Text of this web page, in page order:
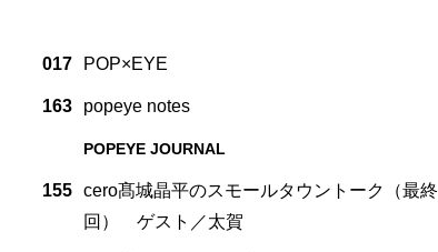
017 POP×EYE
163 popeye notes
POPEYE JOURNAL
155 cero髙城晶平のスモールタウントーク（最終
回） ゲスト／太賀